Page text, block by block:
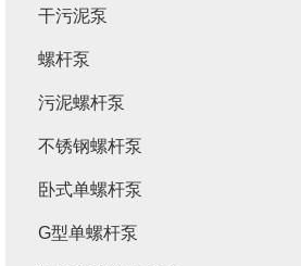
干污泥泵
螺杆泵
污泥螺杆泵
不锈钢螺杆泵
卧式单螺杆泵
G型单螺杆泵